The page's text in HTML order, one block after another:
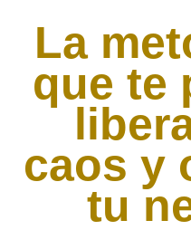
La
que te
caos y
tu